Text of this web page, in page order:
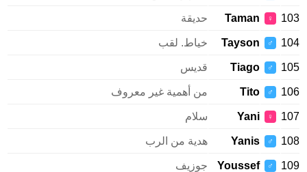
103
♀
Taman حديقة
104
♂
Tayson خياط. لقب
105
♂
Tiago قديس
106
♂
Tito من أهمية غير معروف
107
♀
Yani سلام
108
♂
Yanis هدية من الرب
109
♂
Youssef جوزيف